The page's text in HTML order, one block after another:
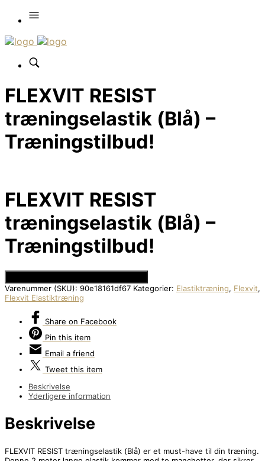
FLEXVIT RESIST
træningselastik (Blå) –
Træningstilbud!
FLEXVIT RESIST
træningselastik (Blå) –
Træningstilbud!
Varenummer (SKU): 90e18161df67 Kategorier: Elastiktræning, Flexvit,
Flexvit Elastiktræning
Share on Facebook
Pin this item
Email a friend
Tweet this item
Beskrivelse
Yderligere information
Beskrivelse
FLEXVIT RESIST træningselastik (Blå) er et must-have til din træning.